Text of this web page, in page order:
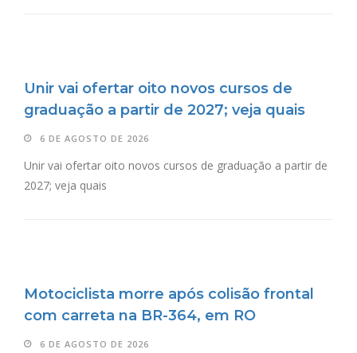
Unir vai ofertar oito novos cursos de
graduação a partir de 2027; veja quais
6 DE AGOSTO DE 2026
Unir vai ofertar oito novos cursos de graduação a partir de
2027; veja quais
Motociclista morre após colisão frontal
com carreta na BR-364, em RO
6 DE AGOSTO DE 2026